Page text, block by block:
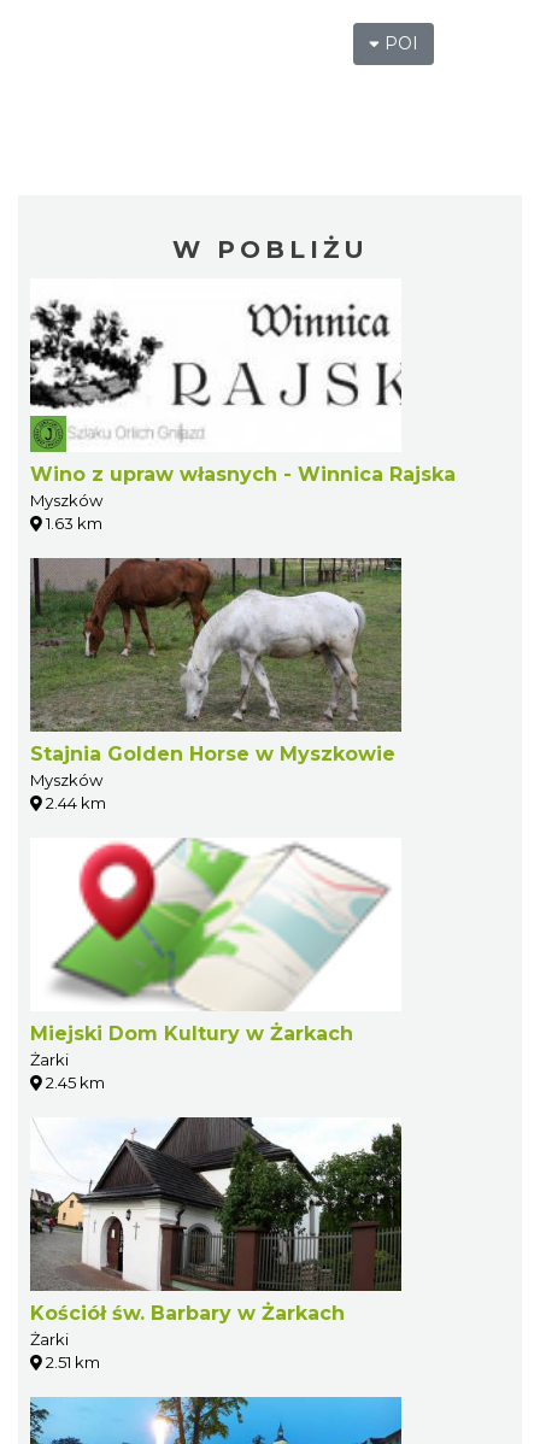
POI
W POBLIŻU
Wino z upraw własnych - Winnica Rajska
Myszków
1.63 km
Stajnia Golden Horse w Myszkowie
Myszków
2.44 km
Miejski Dom Kultury w Żarkach
Żarki
2.45 km
Kościół św. Barbary w Żarkach
Żarki
2.51 km